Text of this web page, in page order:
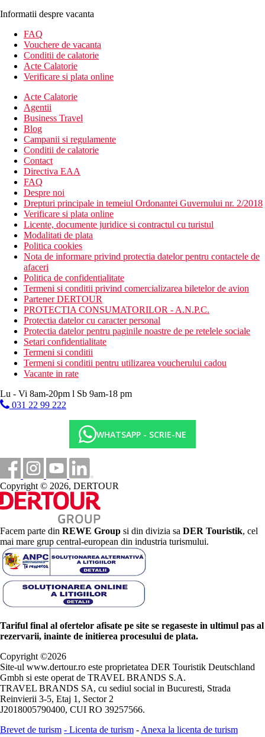
Informatii despre vacanta
FAQ
Vouchere de vacanta
Conditii de calatorie
Acte Calatorie
Verificare si plata online
Acte Calatorie
Agentii
Business Travel
Blog
Campanii si regulamente
Conditii de calatorie
Contact
Directiva EAA
FAQ
Despre noi
Drepturi principale in temeiul Ordonantei Guvernului nr. 2/2018
Verificare si plata online
Licente, documente juridice si contractul cu turistul
Modalitati de plata
Politica cookies
Nota de informare privind protectia datelor pentru contactele de
afaceri
Politica de confidentialitate
Termeni si conditii privind comercializarea biletelor de avion
Partener DERTOUR
PROTECTIA CONSUMATORILOR - A.N.P.C.
Protectia datelor cu caracter personal
Protectia datelor pentru paginile noastre de pe retelele sociale
Setari confidentialitate
Termeni si conditii
Termeni si conditii pentru utilizarea voucherului cadou
Vacante in rate
Lu - Vi 8am-20pm l Sb 9am-18 pm
031 22 99 222
WHATSAPP - SCRIE-NE
Copyright © 2026, DERTOUR
Facem parte din REWE Group si din divizia sa DER Touristik, cel
mai mare grup central-european din industria turismului.
Tariful final al ofertelor afisate pe site se regaseste in ultimul pas al
rezervarii, inainte de initierea procesului de plata.
Copyright ©2026
Site-ul www.dertour.ro este proprietatea DER Touristik Deutschland
Gmbh si este operat de TRAVEL BRANDS S.A.
TRAVEL BRANDS SA, cu sediul social in Bucuresti, Strada
Reinvierii 3-5, Etaj 1, Sector 2
J2018005790400, CUI RO 39257566.
Brevet de turism - Licenta de turism - Anexa la licenta de turism